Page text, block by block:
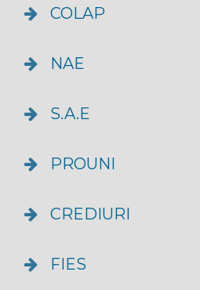
COLAP
NAE
S.A.E
PROUNI
CREDIURI
FIES